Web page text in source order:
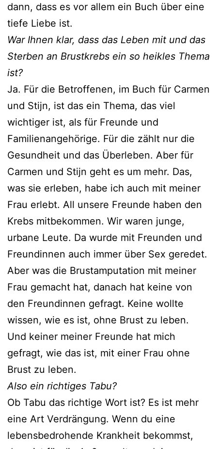
dann, dass es vor allem ein Buch über eine
tiefe Liebe ist.
War Ihnen klar, dass das Leben mit und das
Sterben an Brustkrebs ein so heikles Thema
ist?
Ja. Für die Betroffenen, im Buch für Carmen
und Stijn, ist das ein Thema, das viel
wichtiger ist, als für Freunde und
Familienangehörige. Für die zählt nur die
Gesundheit und das Überleben. Aber für
Carmen und Stijn geht es um mehr. Das,
was sie erleben, habe ich auch mit meiner
Frau erlebt. All unsere Freunde haben den
Krebs mitbekommen. Wir waren junge,
urbane Leute. Da wurde mit Freunden und
Freundinnen auch immer über Sex geredet.
Aber was die Brustamputation mit meiner
Frau gemacht hat, danach hat keine von
den Freundinnen gefragt. Keine wollte
wissen, wie es ist, ohne Brust zu leben.
Und keiner meiner Freunde hat mich
gefragt, wie das ist, mit einer Frau ohne
Brust zu leben.
Also ein richtiges Tabu?
Ob Tabu das richtige Wort ist? Es ist mehr
eine Art Verdrängung. Wenn du eine
lebensbedrohende Krankheit bekommst,